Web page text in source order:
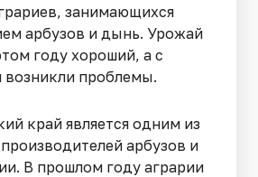
занимающихся
арбузов и дынь. Урожай
году хороший, а с
возникли проблемы.
край является одним из
арбузов и
В прошлом году аграрии